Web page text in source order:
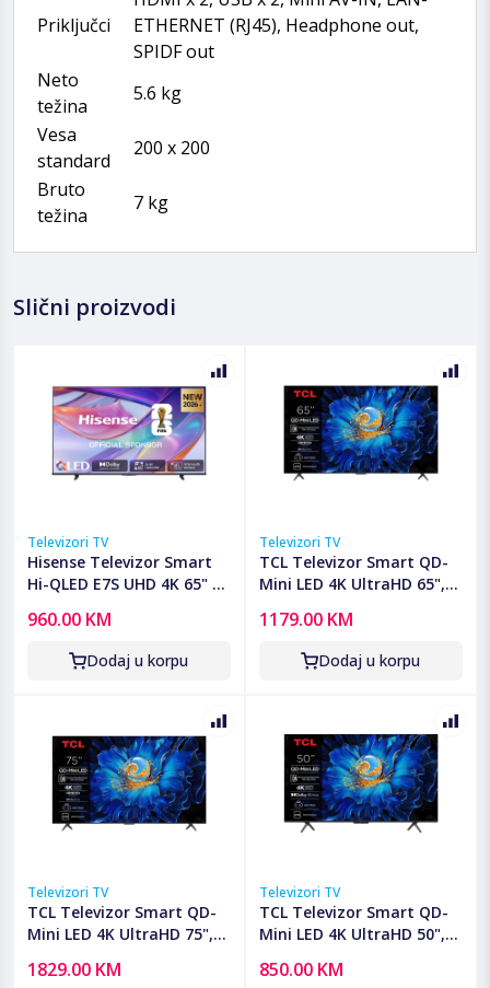
Priključci
ETHERNET (RJ45), Headphone out,
SPIDF out
Neto
težina
5.6 kg
Vesa
standard
200 x 200
Bruto
težina
7 kg
Slični proizvodi
Televizori TV
Hisense Televizor Smart
Hi-QLED E7S UHD 4K 65" -
960.00 KM
Dodaj u korpu
Televizori TV
TCL Televizor Smart QD-
Mini LED 4K UltraHD 65",
1179.00 KM
Dodaj u korpu
Televizori TV
TCL Televizor Smart QD-
Mini LED 4K UltraHD 75",
1829.00 KM
Televizori TV
TCL Televizor Smart QD-
Mini LED 4K UltraHD 50",
850.00 KM